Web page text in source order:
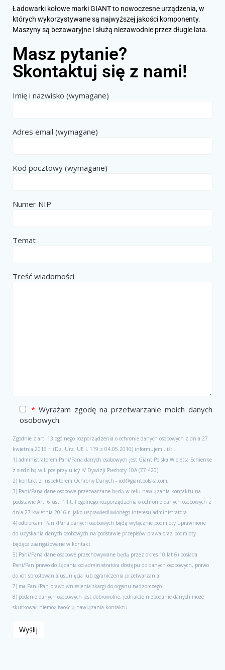
Ładowarki kołowe marki GIANT to nowoczesne urządzenia, w
których wykorzystywane są najwyższej jakości komponenty.
Maszyny są bezawaryjne i służą niezawodnie przez długie lata.
Masz pytanie?
Skontaktuj się z nami!
Imię i nazwisko (wymagane)
Adres email (wymagane)
Kod pocztowy (wymagane)
Numer NIP
Temat
Treść wiadomości
* Wyrażam zgodę na przetwarzanie moich danych
osobowych.
Zgodnie z art. 13 ogólnego rozporządzenia o ochronie danych osobowych z dnia 27
kwietnia 2016 r. (Dz. Urz. UE L 119 z 04.05.2016) informujemi, iż:
1) administratorem Pani/Pana danych osobowych jest Giant Polska Wioletta Schienke
z siedzibą w Lipce przy ulicy IV Dywizji Piechoty 10A (77-420)
2) kontakt z Inspektorem Ochrony Danych - iod@giantpolska.com,
3) Pani/Pana dane osobowe przetwarzane będą w celu nawiązania kontaktu na
podstawie Art. 6 ust. 1 lit. f ogólnego rozporządzenia o ochronie danych osobowych z
dnia 27 kwietnia 2016 r. jako usprawiedliwionego interesu administratora
4) odbiorcami Pani/Pana danych osobowych będą wyłącznie podmioty uprawnione
do uzyskania danych osobowych na podstawie przepisów prawa oraz podmioty
będące zaangażowane w kontakt
5) Pani/Pana dane osobowe przechowywane będą przez okres 10 lat 6) posiada
Pani/Pan prawo do żądania od administratora dostępu do danych osobowych, prawo
do ich sprostowania usunięcia lub ograniczenia przetwarzania
7) ma Pani/Pan prawo wniesienia skargi do organu nadzorczego
8) podanie danych osobowych jest dobrowolne, jednakże niepodanie danych może
skutkować niemożliwością nawiązania kontaktu